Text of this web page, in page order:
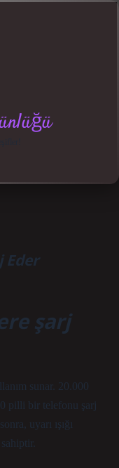
Eder
şarj
sunar. 20.000
pilli bir telefonu şarj
uyarı ışığı